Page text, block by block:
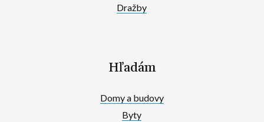
Dražby
Hľadám
Domy a budovy
Byty